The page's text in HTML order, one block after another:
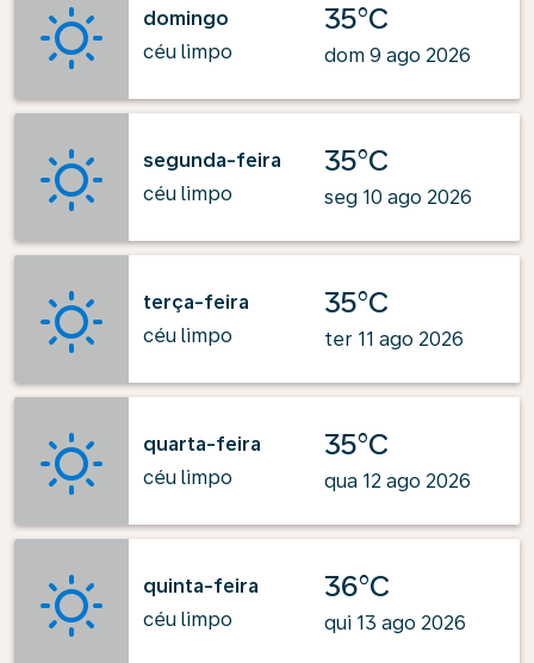
domingo
céu limpo
35°C
dom 9 ago 2026
segunda-feira
céu limpo
35°C
seg 10 ago 2026
terça-feira
céu limpo
35°C
ter 11 ago 2026
quarta-feira
céu limpo
35°C
qua 12 ago 2026
quinta-feira
céu limpo
36°C
qui 13 ago 2026